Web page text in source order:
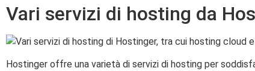
Vari servizi di hosting da
Hostinger offre una varietà di servizi di hosting per